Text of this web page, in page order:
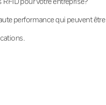
performance qui peuvent être